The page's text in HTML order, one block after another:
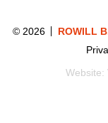
© 2026 ROWILL
Website: